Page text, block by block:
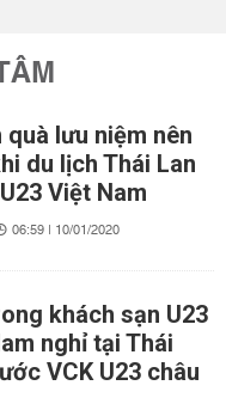
quà lưu niệm nên
du lịch Thái Lan
Việt Nam
06:59 | 10/01/2020
khách sạn U23
nghỉ tại Thái
VCK U23 châu